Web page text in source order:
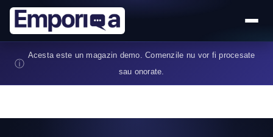
Sari la conținutul principal
ⓘ
Acesta este un magazin demo. Comenzile nu vor fi procesate
sau onorate.